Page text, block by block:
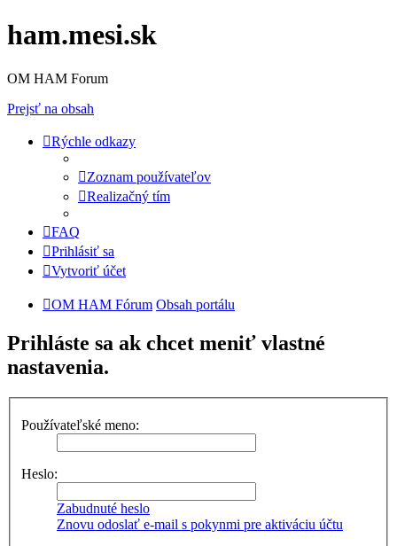
ham.mesi.sk
OM HAM Forum
Prejsť na obsah
Rýchle odkazy
Zoznam používateľov
Realizačný tím
FAQ
Prihlásiť sa
Vytvoriť účet
OM HAM Fórum Obsah portálu
Prihláste sa ak chcet meniť vlastné
nastavenia.
Používateľské meno:
Heslo:
Zabudnuté heslo
Znovu odoslať e-mail s pokynmi pre aktiváciu účtu